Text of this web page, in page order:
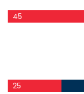
45
25